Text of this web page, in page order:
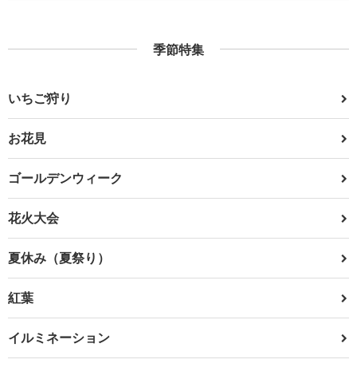
季節特集
いちご狩り
お花見
ゴールデンウィーク
花火大会
夏休み（夏祭り）
紅葉
イルミネーション